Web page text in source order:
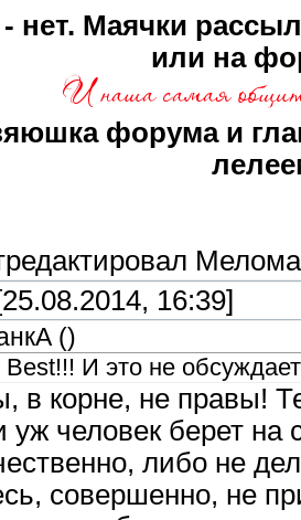
нет. Маячки
или на
форума и
16:39]
()
И это не
в корне, не правы!
уж человек берет на
либо не
совершенно, не